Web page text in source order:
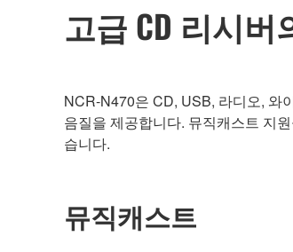
고급 CD 리시
NCR-N470은 CD, USB, 라디오, 와
음질을 제공합니다. 뮤직캐스트 지
습니다.
뮤직캐스트